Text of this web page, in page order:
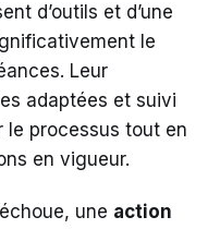
d’outils et d’une
le
Leur
adaptées et suivi
le processus tout en
en vigueur.
une action